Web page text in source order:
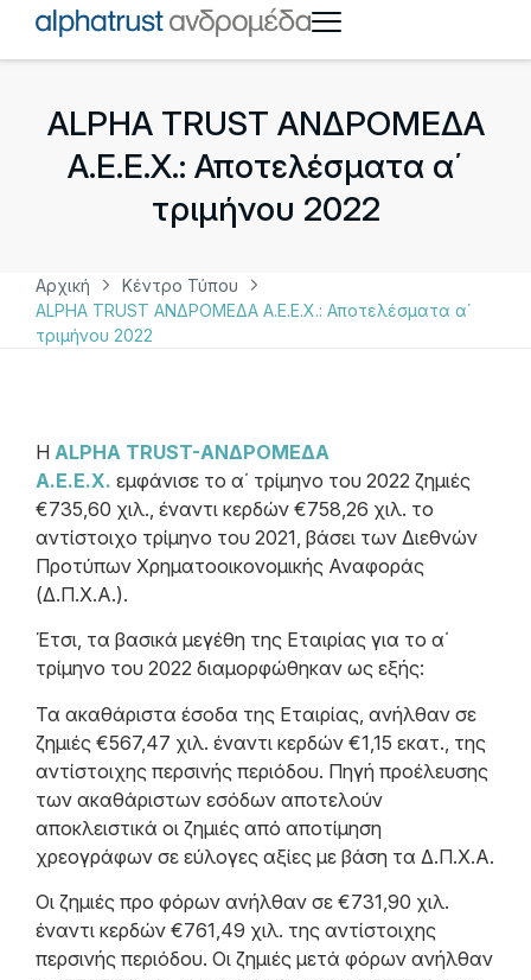
ALPHA TRUST ΑΝΔΡΟΜΕΔΑ
Α.Ε.Ε.Χ.: Αποτελέσματα α΄
τριμήνου 2022
Αρχική
Κέντρο Τύπου
ALPHA TRUST ΑΝΔΡΟΜΕΔΑ Α.Ε.Ε.Χ.: Αποτελέσματα α΄
τριμήνου 2022
Η ALPHA TRUST-ΑΝΔΡΟΜΕΔΑ
Α.Ε.Ε.Χ. εμφάνισε το α΄ τρίμηνο του 2022 ζημιές
€735,60 χιλ., έναντι κερδών €758,26 χιλ. το
αντίστοιχο τρίμηνο του 2021, βάσει των Διεθνών
Προτύπων Χρηματοοικονομικής Αναφοράς
(Δ.Π.Χ.Α.).
Έτσι, τα βασικά μεγέθη της Εταιρίας για το α΄
τρίμηνο του 2022 διαμορφώθηκαν ως εξής:
Τα ακαθάριστα έσοδα της Εταιρίας, ανήλθαν σε
ζημιές €567,47 χιλ. έναντι κερδών €1,15 εκατ., της
αντίστοιχης περσινής περιόδου. Πηγή προέλευσης
των ακαθάριστων εσόδων αποτελούν
αποκλειστικά οι ζημιές από αποτίμηση
χρεογράφων σε εύλογες αξίες με βάση τα Δ.Π.Χ.Α.
Οι ζημιές προ φόρων ανήλθαν σε €731,90 χιλ.
έναντι κερδών €761,49 χιλ. της αντίστοιχης
περσινής περιόδου. Οι ζημιές μετά φόρων ανήλθαν